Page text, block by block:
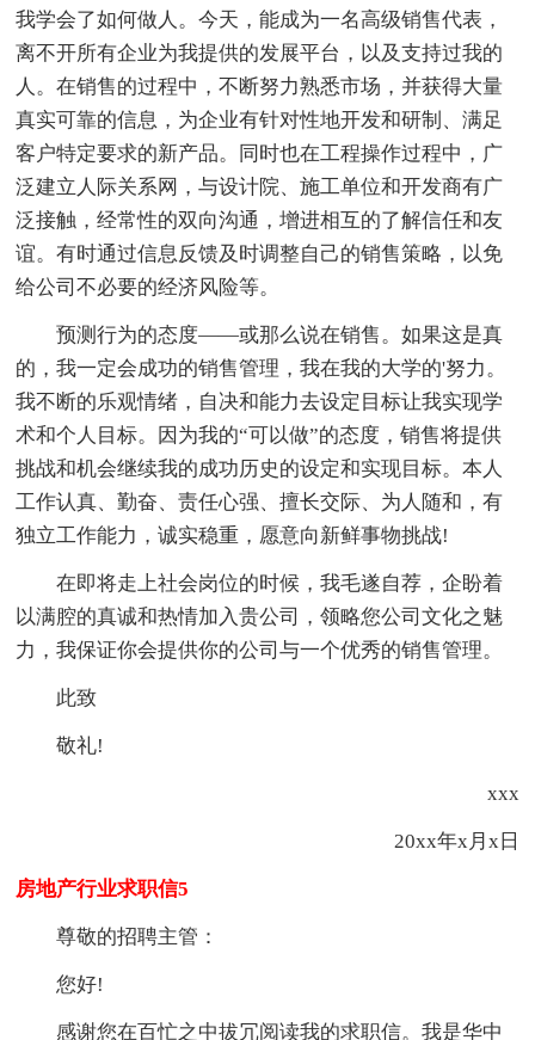
我学会了如何做人。今天，能成为一名高级销售代表，
离不开所有企业为我提供的发展平台，以及支持过我的
人。在销售的过程中，不断努力熟悉市场，并获得大量
真实可靠的信息，为企业有针对性地开发和研制、满足
客户特定要求的新产品。同时也在工程操作过程中，广
泛建立人际关系网，与设计院、施工单位和开发商有广
泛接触，经常性的双向沟通，增进相互的了解信任和友
谊。有时通过信息反馈及时调整自己的销售策略，以免
给公司不必要的经济风险等。
预测行为的态度——或那么说在销售。如果这是真
的，我一定会成功的销售管理，我在我的大学的'努力。
我不断的乐观情绪，自决和能力去设定目标让我实现学
术和个人目标。因为我的“可以做”的态度，销售将提供
挑战和机会继续我的成功历史的设定和实现目标。本人
工作认真、勤奋、责任心强、擅长交际、为人随和，有
独立工作能力，诚实稳重，愿意向新鲜事物挑战!
在即将走上社会岗位的时候，我毛遂自荐，企盼着
以满腔的真诚和热情加入贵公司，领略您公司文化之魅
力，我保证你会提供你的公司与一个优秀的销售管理。
此致
敬礼!
xxx
20xx年x月x日
房地产行业求职信5
尊敬的招聘主管：
您好!
感谢您在百忙之中拔冗阅读我的求职信。我是华中